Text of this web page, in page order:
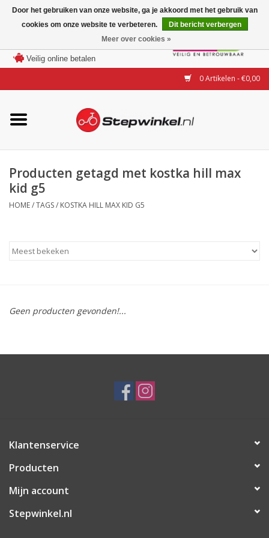
Veilig online betalen
0 Artikelen - €0,00
Merken
Modellen
Accessoires
Steps huren of uitproberen
Producten getagd met kostka hill max
kid g5
HOME/TAGS/ KOSTKA HILL MAX KID G5
Geen producten gevonden!...
Klantenservice
Producten
Mijn account
Stepwinkel.nl
Door het gebruiken van onze website, ga je akkoord met het gebruik van
cookies om onze website te verbeteren.
Dit bericht verbergen
Meer over cookies »